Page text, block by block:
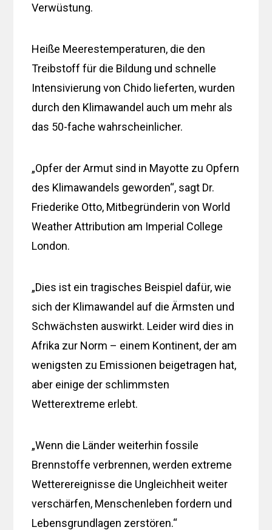
Verwüstung.
Heiße Meerestemperaturen, die den
Treibstoff für die Bildung und schnelle
Intensivierung von Chido lieferten, wurden
durch den Klimawandel auch um mehr als
das 50-fache wahrscheinlicher.
„Opfer der Armut sind in Mayotte zu Opfern
des Klimawandels geworden“, sagt Dr.
Friederike Otto, Mitbegründerin von World
Weather Attribution am Imperial College
London.
„Dies ist ein tragisches Beispiel dafür, wie
sich der Klimawandel auf die Ärmsten und
Schwächsten auswirkt. Leider wird dies in
Afrika zur Norm – einem Kontinent, der am
wenigsten zu Emissionen beigetragen hat,
aber einige der schlimmsten
Wetterextreme erlebt.
„Wenn die Länder weiterhin fossile
Brennstoffe verbrennen, werden extreme
Wetterereignisse die Ungleichheit weiter
verschärfen, Menschenleben fordern und
Lebensgrundlagen zerstören.“